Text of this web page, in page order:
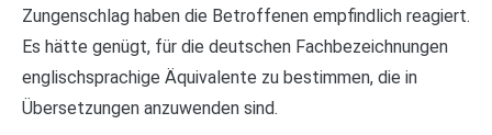
Zungenschlag haben die Betroffenen empfindlich reagiert.
Es hätte genügt, für die deutschen Fachbezeichnungen
englischsprachige Äquivalente zu bestimmen, die in
Übersetzungen anzuwenden sind.